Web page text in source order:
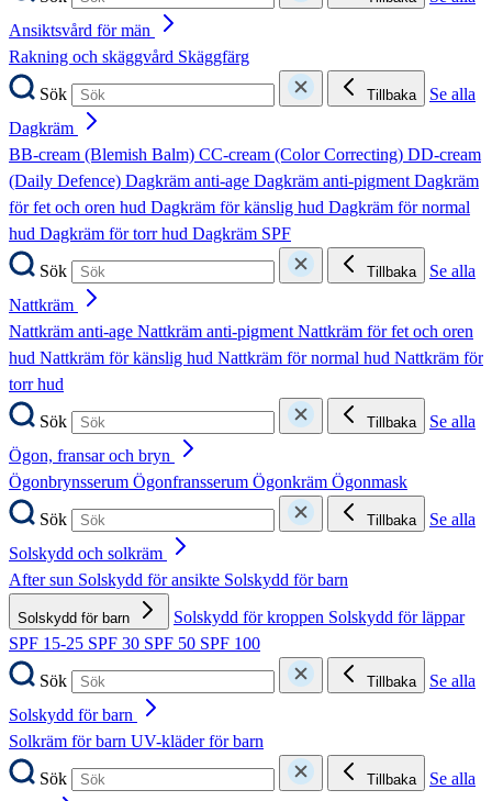
Ansiktsvård för män
Rakning och skäggvård Skäggfärg
Sök
Tillbaka
Se alla
Dagkräm
BB-cream (Blemish Balm) CC-cream (Color Correcting) DD-cream
(Daily Defence) Dagkräm anti-age Dagkräm anti-pigmentDagkräm
för fet och oren hud Dagkräm för känslig hud Dagkräm för normal
hud Dagkräm för torr hud Dagkräm SPF
Sök
Tillbaka
Se alla
Nattkräm
Nattkräm anti-age Nattkräm anti-pigmentNattkräm för fet och oren
hud Nattkräm för känslig hud Nattkräm för normal hud Nattkräm för
torr hud
Sök
Tillbaka
Se alla
Ögon, fransar och bryn
Ögonbrynsserum Ögonfransserum Ögonkräm Ögonmask
Sök
Tillbaka
Se alla
Solskydd och solkräm
After sun Solskydd för ansikte Solskydd för barn
Solskydd för barn Solskydd för kroppen Solskydd för läppar
SPF 15-25 SPF 30 SPF 50 SPF 100
Sök
Tillbaka
Se alla
Solskydd för barn
Solkräm för barn UV-kläder för barn
Sök
Tillbaka
Se alla